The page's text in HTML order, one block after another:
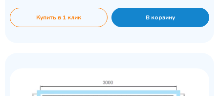
Купить в 1 клик В корзину